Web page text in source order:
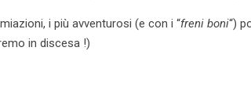
i più avventurosi (e con i “freni boni“)
in discesa !)